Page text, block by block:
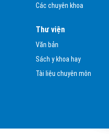
Nhi tỉnh Lào Cai
Thứ trưởng Bộ
Thức: Chuyển
Cai là để chính
hưởng...
Báo cáo công
Ngày chuyển đổi
Các chuyên khoa
Thư viện
Văn bản
Sách y khoa hay
Tài liệu chuyên môn